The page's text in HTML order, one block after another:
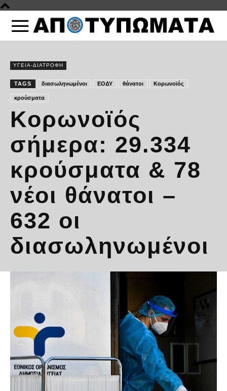
ΥΓΕΙΑ-ΔΙΑΤΡΟΦΗ
TAGS διασωληνωμένοι ΕΟΔΥ θάνατοι Κορωνοϊός
κρούσματα
Κορωνοϊός
σήμερα: 29.334
κρούσματα & 78
νέοι θάνατοι –
632 οι
διασωληνωμένοι